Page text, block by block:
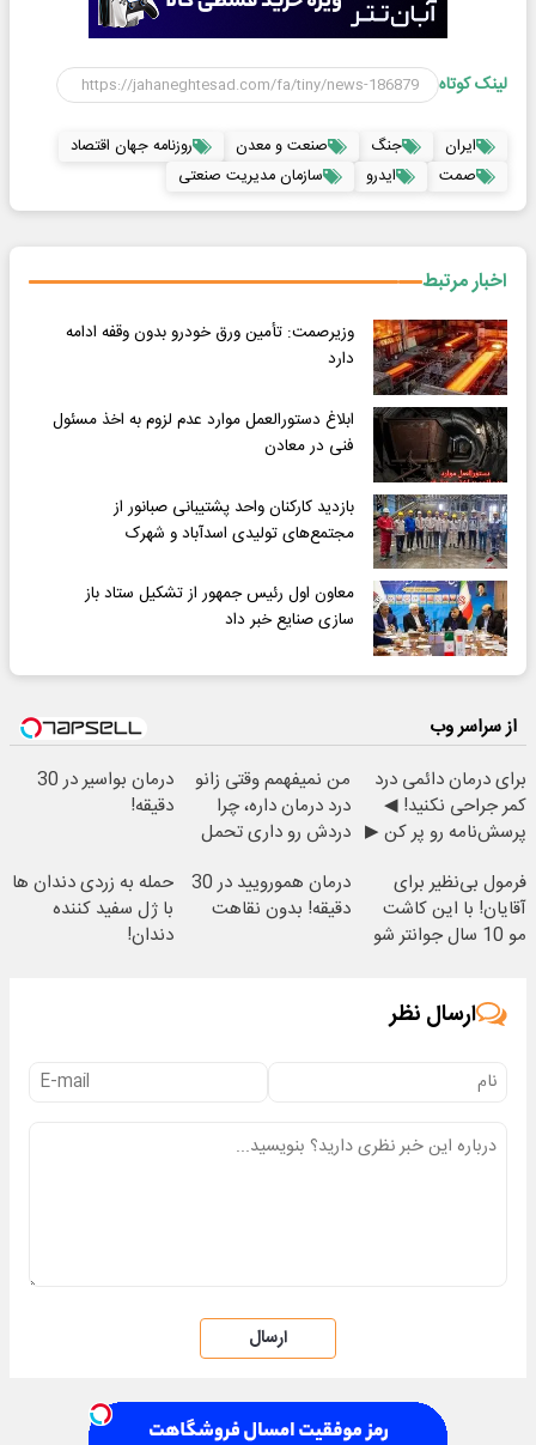
لینک کوتاه
ایران جنگ صنعت و معدن
روزنامه جهان اقتصاد
صمت
ایدرو سازمان مدیریت صنعتی
اخبار مرتبط
وزیرصمت: تأمین ورق‌ خودرو بدون وقفه ادامه
دارد
ابلاغ دستورالعمل موارد عدم لزوم به اخذ مسئول
فنی در معادن
بازدید کارکنان واحد پشتیبانی صبانور از
مجتمع‌های تولیدی اسدآباد و شهرک
معاون اول رئیس جمهور از تشکیل ستاد باز
سازی صنایع خبر داد
از سراسر وب
برای درمان دائمی درد
کمر جراحی نکنید! ◀
پرسش‌نامه رو پر کن ▶
من نمیفهمم وقتی زانو
درد درمان داره، چرا
دردش رو داری تحمل
درمان بواسیر در 30
دقیقه!
فرمول بی‌نظیر برای
آقایان! با این کاشت
مو 10 سال جوانتر شو
درمان همورویید در 30
دقیقه! بدون نقاهت
حمله به زردی دندان ها
با ژل سفید کننده
دندان!
ارسال نظر
ارسال